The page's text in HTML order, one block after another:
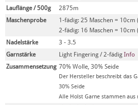
Lauflänge / 500g
2875m
Maschenprobe
1-fädig: 25 Maschen =
2-fädig: 16 Maschen =
Nadelstärke
3 - 3.5
Garnstärke
Light Fingering / 2-fädig Info
Zusammensetzung 70% Wolle, 30% Seide
Der Hersteller beschreibt das
30% Seide
Alle Holst Garne stammen aus